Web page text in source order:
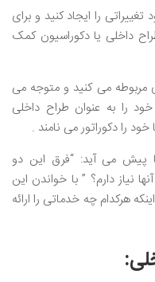
را ایجاد کنید و برای
داخلی یا دکوراسیون کمک
می کنید و متوجه می
را به عنوان طراح داخلی
را دکوراتور می نامند .
پیش می آید: “فرق این دو
نیاز دارم؟ ” با خواندن این
هرکدام چه خدماتی را ارائه